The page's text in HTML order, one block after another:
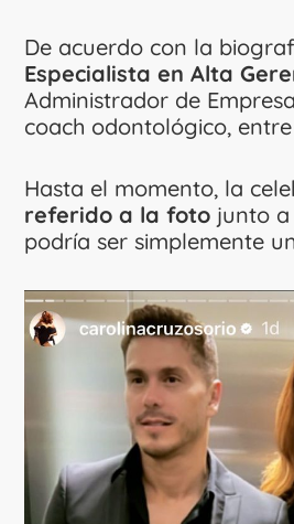
De acuerdo con la
Especialista en Alta
Administrador de
coach odontológico,
Hasta el momento, la
referido a la foto junto a
podría ser simplemente